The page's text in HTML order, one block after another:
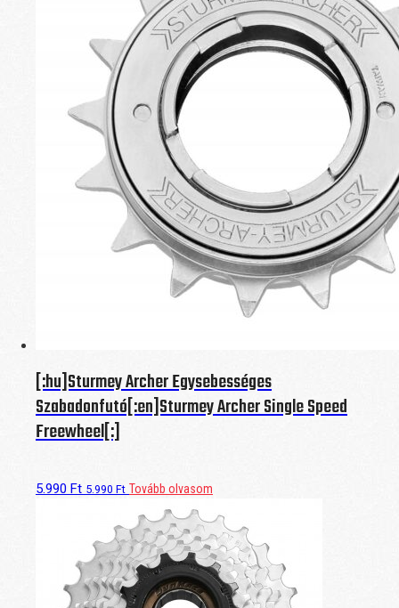
[:hu]Sturmey Archer Egysebességes
Szabadonfutó[:en]Sturmey Archer Single Speed
Freewheel[:]
5.990 Ft 5.990 Ft Tovább olvasom